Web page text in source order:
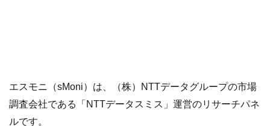
エスモニ（sMoni）は、（株）NTTデータグループの市場
調査会社である「NTTデータスミス」運営のリサーチパネ
ルです。